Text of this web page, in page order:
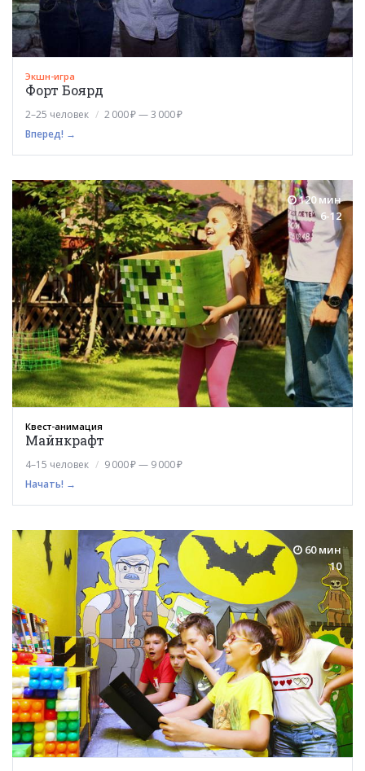
Экшн-игра
Форт Боярд
2–25 человек
2 000 ₽ — 3 000 ₽
Вперед! →
120 мин
6-12
Квест-анимация
Майнкрафт
4–15 человек
9 000 ₽ — 9 000 ₽
Начать! →
60 мин
10